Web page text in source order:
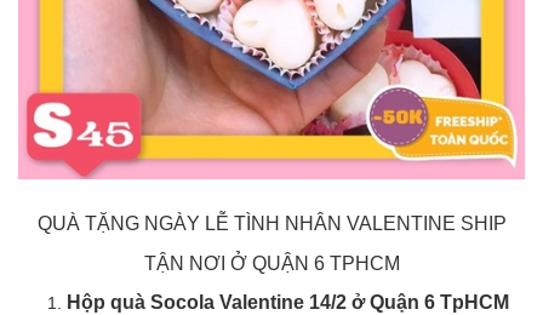
QUÀ TẶNG NGÀY LỄ TÌNH NHÂN VALENTINE SHIP
TẬN NƠI Ở QUẬN 6 TPHCM
Hộp quà Socola Valentine 14/2 ở Quận 6 TpHCM